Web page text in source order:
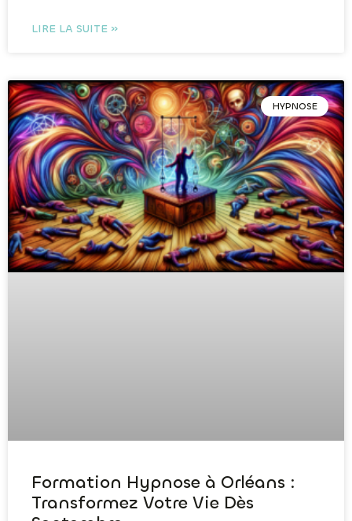
LIRE LA SUITE »
HYPNOSE
Formation Hypnose à Orléans :
Transformez Votre Vie Dès